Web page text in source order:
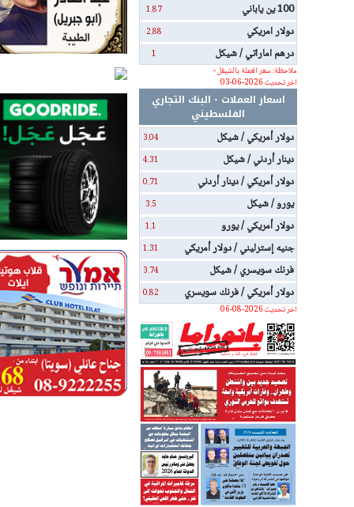
100 ين ياباني 1.87
دولار امريكي 2.88
درهم اماراتي / شيكل
1
ملاحظة: سعر العملة بالشيقل -
اخر تحديث 2026-06-03
اسعار العملات - البنك التجاري
الفلسطيني
دولار أمريكي / شيكل
3.04
دينار أردني / شيكل 4.31
دولار أمريكي / دينار أردني 0.71
يورو / شيكل 3.5
دولار أمريكي / يورو 1.1
جنيه إسترليني / دولار أمريكي 1.31
فرنك سويسري / شيكل 3.74
دولار أمريكي / فرنك سويسري
0.82
اخر تحديث 2026-08-06